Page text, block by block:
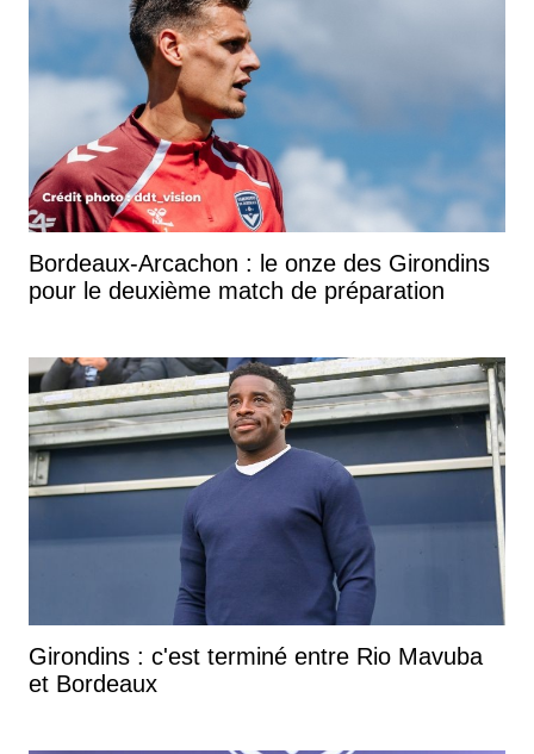
Bordeaux-Arcachon : le onze des Girondins
pour le deuxième match de préparation
Girondins : c'est terminé entre Rio Mavuba
et Bordeaux